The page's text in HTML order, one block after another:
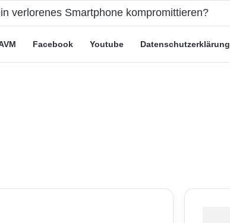
Trick oder echte Vorteile?
Facebook Youtube Datenschutzerklärung